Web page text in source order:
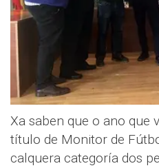
Xa saben que o ano que
título de Monitor de
calquera categoría dos